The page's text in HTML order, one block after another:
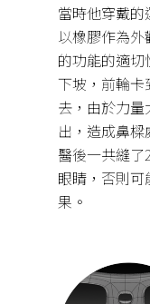
當時他穿戴的
以橡膠作為
的功能的適
下坡，前輪卡
去，由於力
出，造成鼻
醫後一共縫了
眼睛，否則
果。